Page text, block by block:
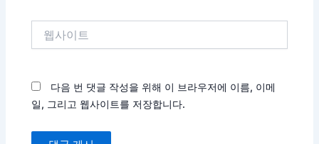
다음 번 댓글 작성을 위해 이 브라우저에 이름, 이메
일, 그리고 웹사이트를 저장합니다.